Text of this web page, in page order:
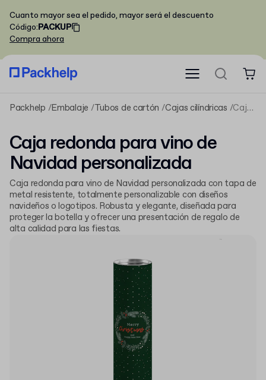
Cuanto mayor sea el pedido, mayor será el descuento
Código:PACKUP
Compra ahora
Packhelp Embalaje Tubos de cartón Cajas cilíndricas Caja redonda para vino de Navidad personalizada
Caja redonda para vino de
Navidad personalizada
Caja redonda para vino de Navidad personalizada con tapa de
metal resistente, totalmente personalizable con diseños
navideños o logotipos. Robusta y elegante, diseñada para
proteger la botella y ofrecer una presentación de regalo de
alta calidad para las fiestas.